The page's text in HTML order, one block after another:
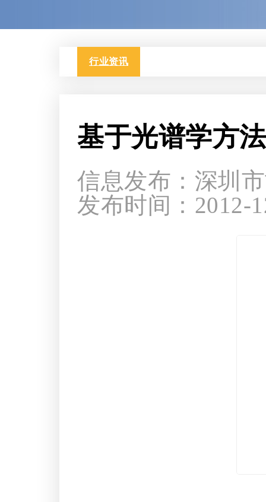
行业资讯
基于光谱学方
信息发布：深圳
发布时间：2012-